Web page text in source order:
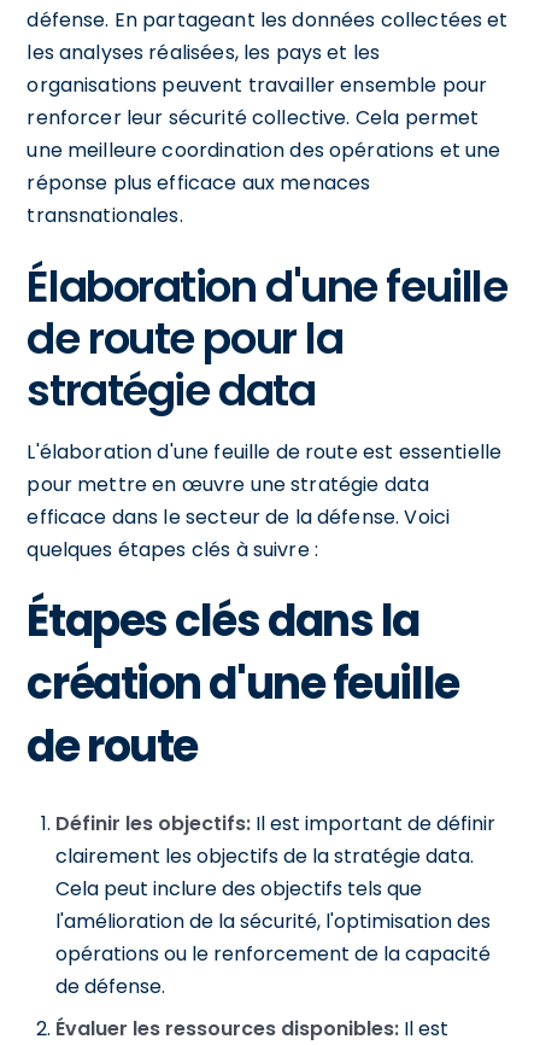
défense. En partageant les données collectées et
les analyses réalisées, les pays et les
organisations peuvent travailler ensemble pour
renforcer leur sécurité collective. Cela permet
une meilleure coordination des opérations et une
réponse plus efficace aux menaces
transnationales.
Élaboration d'une feuille
de route pour la
stratégie data
L'élaboration d'une feuille de route est essentielle
pour mettre en œuvre une stratégie data
efficace dans le secteur de la défense. Voici
quelques étapes clés à suivre :
Étapes clés dans la
création d'une feuille
de route
Définir les objectifs: Il est important de définir
clairement les objectifs de la stratégie data.
Cela peut inclure des objectifs tels que
l'amélioration de la sécurité, l'optimisation des
opérations ou le renforcement de la capacité
de défense.
Évaluer les ressources disponibles: Il est